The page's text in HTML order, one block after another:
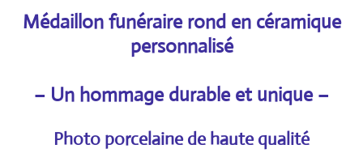
Médaillon funéraire rond en céramique
personnalisé
– Un hommage durable et unique –
Photo porcelaine de haute qualité